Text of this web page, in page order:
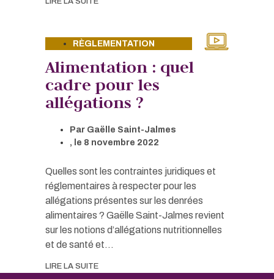
RÈGLEMENTATION
Alimentation : quel
cadre pour les
allégations ?
Par Gaëlle Saint-Jalmes
, le 8 novembre 2022
Quelles sont les contraintes juridiques et
réglementaires à respecter pour les
allégations présentes sur les denrées
alimentaires ? Gaëlle Saint-Jalmes revient
sur les notions d’allégations nutritionnelles
et de santé et...
LIRE LA SUITE